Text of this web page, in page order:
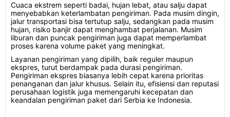
Cuaca ekstrem seperti badai, hujan lebat, atau salju dapat
menyebabkan keterlambatan pengiriman. Pada musim dingin,
jalur transportasi bisa tertutup salju, sedangkan pada musim
hujan, risiko banjir dapat menghambat perjalanan. Musim
liburan dan puncak pengiriman juga dapat memperlambat
proses karena volume paket yang meningkat.
Layanan pengiriman yang dipilih, baik reguler maupun
ekspres, turut berdampak pada durasi pengiriman.
Pengiriman ekspres biasanya lebih cepat karena prioritas
penanganan dan jalur khusus. Selain itu, efisiensi dan reputasi
perusahaan logistik juga memengaruhi kecepatan dan
keandalan pengiriman paket dari Serbia ke Indonesia.